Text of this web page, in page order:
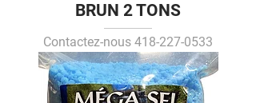
BRUN 2 TONS
Contactez-nous 418-227-0533